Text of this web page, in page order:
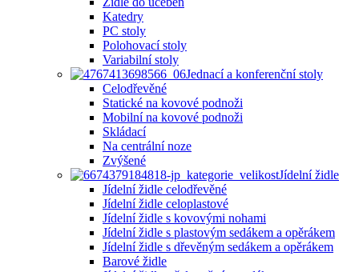
Katedry
PC stoly
Polohovací stoly
Variabilní stoly
Jednací a konferenční stoly
Celodřevěné
Statické na kovové podnoži
Mobilní na kovové podnoži
Skládací
Na centrální noze
Zvýšené
Jídelní židle
Jídelní židle celodřevěné
Jídelní židle celoplastové
Jídelní židle s kovovými nohami
Jídelní židle s plastovým sedákem a opěrákem
Jídelní židle s dřevěným sedákem a opěrákem
Barové židle